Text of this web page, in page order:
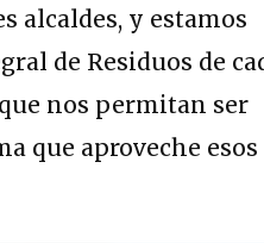
alcaldes, y estamos
de Residuos de
nos permitan ser
que aproveche esos